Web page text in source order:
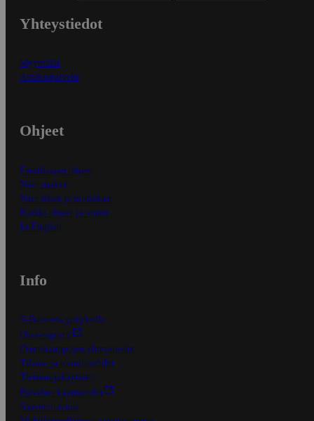
Yhteystiedot
Myymälät
Asiakaspalvelu
Ohjeet
Ensitilaajan ohjeet
Näin maksat
Näin tilaat ja muokkaat
Kaikki ohjeet ja vinkit
In English
Info
S-Business yrityksille
Oiva-raportit
Osuuskauppojen yhteystiedot
Tilaus- ja toimitusehdot
Tietosuojakäytäntö
Palvelun käyttöehdot
Saavutettavuus